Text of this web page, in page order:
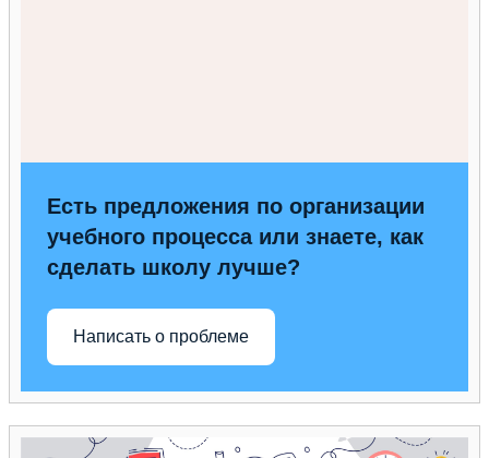
Есть предложения по организации
учебного процесса или знаете, как
сделать школу лучше?
Написать о проблеме